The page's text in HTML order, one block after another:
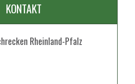
KONTAKT
Rheinland-Pfalz